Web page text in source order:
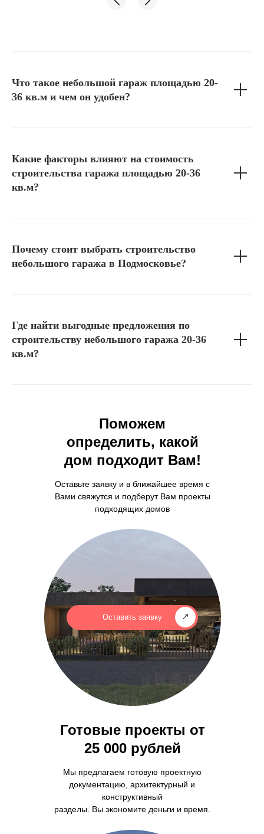
Что такое небольшой гараж площадью 20-
36 кв.м и чем он удобен?
Какие факторы влияют на стоимость
строительства гаража площадью 20-36
кв.м?
Почему стоит выбрать строительство
небольшого гаража в Подмосковье?
Где найти выгодные предложения по
строительству небольшого гаража 20-36
кв.м?
Оставить заявку
Готовые проекты от
25 000 рублей
Мы предлагаем готовую проектную
документацию, архитектурный и
конструктивный
разделы. Вы экономите деньги и время.
Поможем
определить, какой
дом подходит Вам!
Оставьте заявку и в ближайшее время с
Вами свяжутся и подберут Вам проекты
подходящих домов